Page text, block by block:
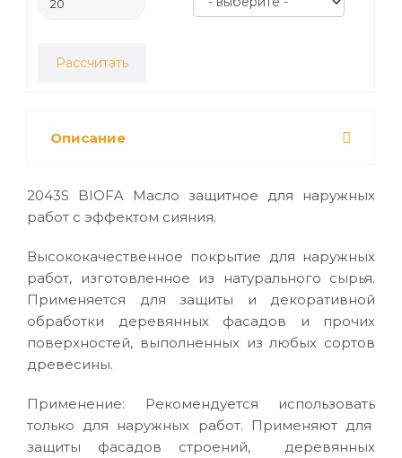
Рассчитать
Описание
2043S BIOFA Масло защитное для наружных
работ с эффектом сияния.
Высококачественное покрытие для наружных
работ, изготовленное из натурального сырья.
Применяется для защиты и декоративной
обработки деревянных фасадов и прочих
поверхностей, выполненных из любых сортов
древесины.
Применение: Рекомендуется использовать
только для наружных работ. Применяют для
защиты фасадов строений, деревянных